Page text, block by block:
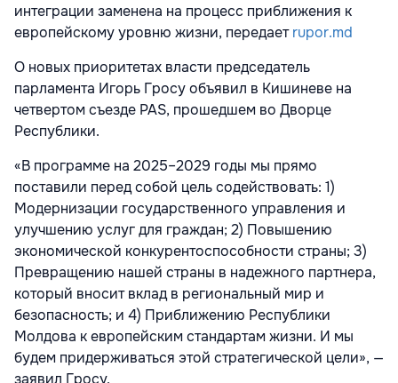
интеграции заменена на процесс приближения к
европейскому уровню жизни, передаетrupor.md
О новых приоритетах власти председатель
парламента Игорь Гросу объявил в Кишиневе на
четвертом съезде PAS, прошедшем во Дворце
Республики.
«В программе на 2025–2029 годы мы прямо
поставили перед собой цель содействовать: 1)
Модернизации государственного управления и
улучшению услуг для граждан; 2) Повышению
экономической конкурентоспособности страны; 3)
Превращению нашей страны в надежного партнера,
который вносит вклад в региональный мир и
безопасность; и 4) Приближению Республики
Молдова к европейским стандартам жизни. И мы
будем придерживаться этой стратегической цели», —
заявил Гросу.